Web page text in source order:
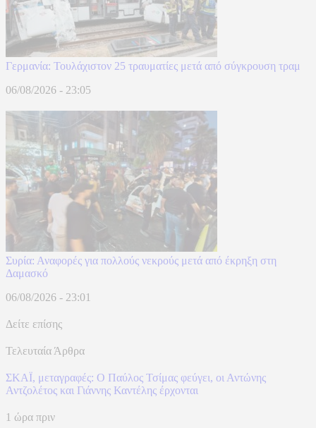
Γερμανία: Τουλάχιστον 25 τραυματίες μετά από σύγκρουση τραμ
06/08/2026 - 23:05
Συρία: Αναφορές για πολλούς νεκρούς μετά από έκρηξη στη
Δαμασκό
06/08/2026 - 23:01
Δείτε επίσης
Τελευταία Άρθρα
ΣΚΑΪ, μεταγραφές: Ο Παύλος Τσίμας φεύγει, οι Αντώνης
Αντζολέτος και Γιάννης Καντέλης έρχονται
1 ώρα πριν